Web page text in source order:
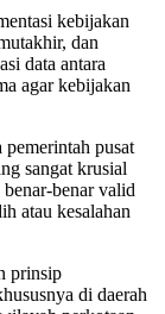
kebijakan
dan
data antara
agar kebijakan
pusat
sangat krusial
benar valid
atau kesalahan
prinsip
di daerah